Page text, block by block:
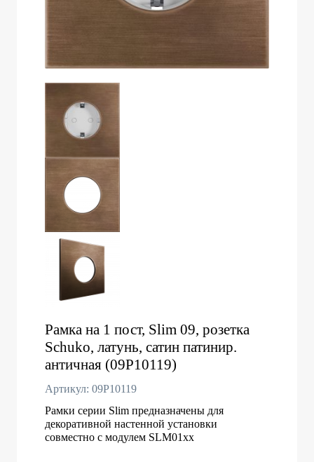
Рамка на 1 пост, Slim 09, розетка
Schuko, латунь, сатин патинир.
античная (09P10119)
Артикул: 09P10119
Рамки серии Slim предназначены для
декоративной настенной установки
совместно с модулем SLM01хх